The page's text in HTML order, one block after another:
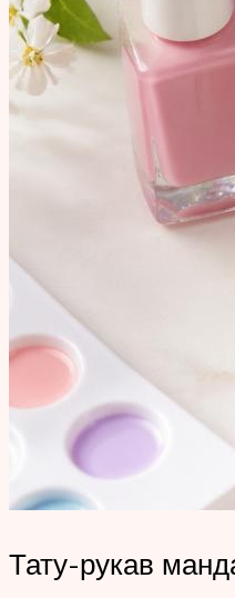
Тату-рукав